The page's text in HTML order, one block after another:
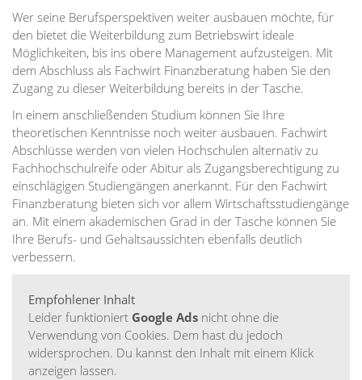
Wer seine Berufsperspektiven weiter ausbauen möchte, für
den bietet die Weiterbildung zum Betriebswirt ideale
Möglichkeiten, bis ins obere Management aufzusteigen. Mit
dem Abschluss als Fachwirt Finanzberatung haben Sie den
Zugang zu dieser Weiterbildung bereits in der Tasche.
In einem anschließenden Studium können Sie Ihre
theoretischen Kenntnisse noch weiter ausbauen. Fachwirt
Abschlüsse werden von vielen Hochschulen alternativ zu
Fachhochschulreife oder Abitur als Zugangsberechtigung zu
einschlägigen Studiengängen anerkannt. Für den Fachwirt
Finanzberatung bieten sich vor allem Wirtschaftsstudiengänge
an. Mit einem akademischen Grad in der Tasche können Sie
Ihre Berufs- und Gehaltsaussichten ebenfalls deutlich
verbessern.
Empfohlener Inhalt
Leider funktioniert Google Ads nicht ohne die
Verwendung von Cookies. Dem hast du jedoch
widersprochen. Du kannst den Inhalt mit einem Klick
anzeigen lassen.